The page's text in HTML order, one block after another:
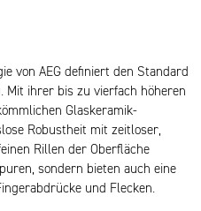
von AEG definiert den Standard
Mit ihrer bis zu vierfach höheren
Glaskeramik-
Robustheit mit zeitloser,
Rillen der Oberfläche
sondern bieten auch eine
und Flecken.